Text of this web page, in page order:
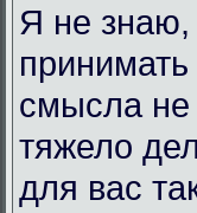
Я не знаю,
смысла не
тяжело
для вас